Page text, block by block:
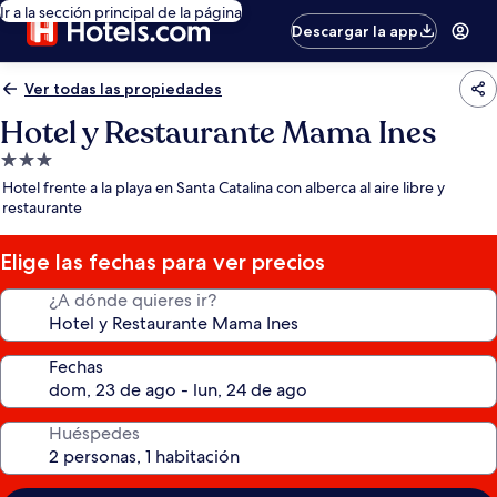
Ir a la sección principal de la página
Descargar la app
Ver todas las propiedades
Hotel y Restaurante Mama Ines
Propiedad
de
3.0
estrellas
Hotel frente a la playa en Santa Catalina con alberca al aire libre y
restaurante
Elige las fechas para ver precios
¿A dónde quieres ir?
Fechas
Huéspedes